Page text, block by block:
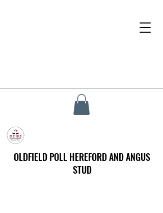
OLDFIELD POLL HEREFORD AND ANGUS
STUD